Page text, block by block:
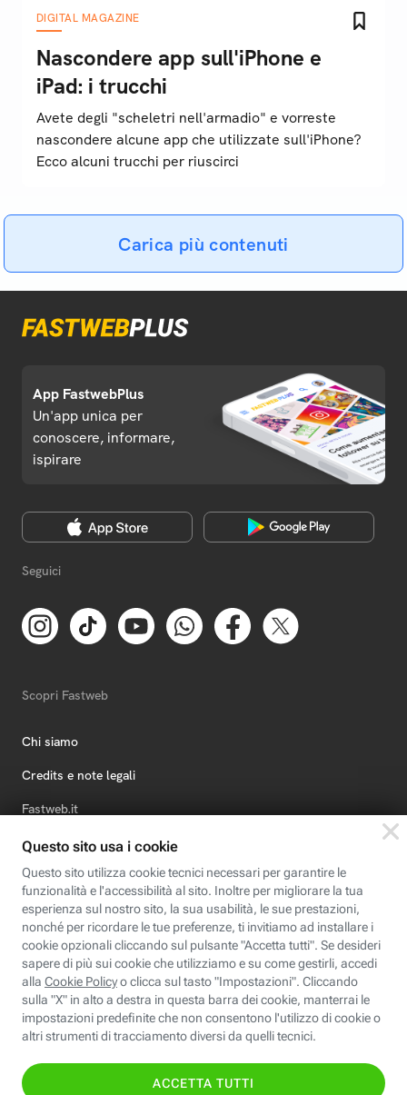
DIGITAL MAGAZINE
Nascondere app sull'iPhone e
iPad: i trucchi
Avete degli "scheletri nell'armadio" e vorreste
nascondere alcune app che utilizzate sull'iPhone?
Ecco alcuni trucchi per riuscirci
Carica più contenuti
App FastwebPlus
Un'app unica per
conoscere, informare,
ispirare
Seguici
Scopri Fastweb
Chi siamo
Credits e note legali
Fastweb.it
Formazione
Fastweb Digital Academy
STEP FuturAbility District
Insieme, siamo futuro